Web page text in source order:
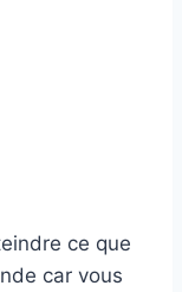
ce que
car vous